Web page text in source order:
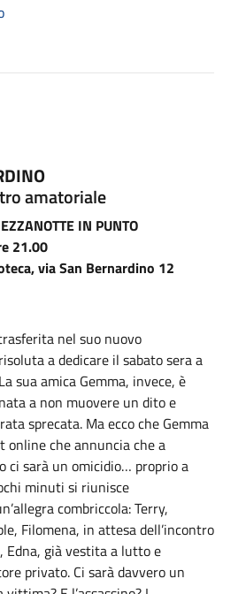
amatoriale
IN PUNTO
21.00
via San Bernardino 12
nel suo nuovo
a dedicare il sabato sera a
sua amica Gemma, invece, è
a non muovere un dito e
sprecata. Ma ecco che Gemma
online che annuncia che a
ci sarà un omicidio… proprio a
minuti si riunisce
combriccola: Terry,
Filomena, in attesa dell’incontro
Edna, già vestita a lutto e
privato. Ci sarà davvero un